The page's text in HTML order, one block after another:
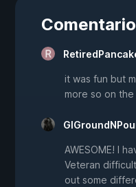
it was fun but
more so on
AWESOME! I
Veteran
out some